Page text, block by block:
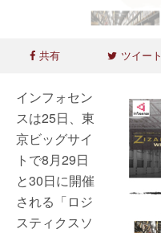
共有 ツイート
インフォセン
スは25日、東
京ビッグサイ
トで8月29日
と30日に開催
される「ロジ
スティクスソ